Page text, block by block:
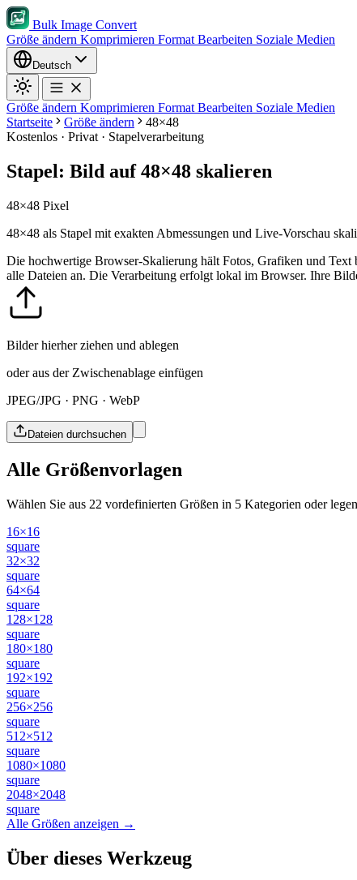
Bulk Image Convert
Größe ändern Komprimieren Format Bearbeiten Soziale Medien
Deutsch
Größe ändern Komprimieren Format Bearbeiten Soziale Medien
Startseite
Größe ändern
48×48
Kostenlos · Privat · Stapelverarbeitung
Stapel: Bild auf 48×48 skalieren
48×48 Pixel
48×48 als Stapel mit exakten Abmessungen und Live-Vorschau
Die hochwertige Browser-Skalierung hält Fotos, Grafiken und Text
alle Dateien an. Die Verarbeitung erfolgt lokal im Browser. Ihre
Bilder hierher ziehen und ablegen
oder aus der Zwischenablage einfügen
JPEG/JPG · PNG · WebP
Dateien durchsuchen
Alle Größenvorlagen
Wählen Sie aus 22 vordefinierten Größen in 5 Kategorien oder
16×16
square
32×32
square
64×64
square
128×128
square
180×180
square
192×192
square
256×256
square
512×512
square
1080×1080
square
2048×2048
square
Alle Größen anzeigen →
Über dieses Werkzeug